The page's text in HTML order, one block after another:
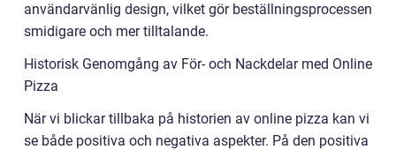
användarvänlig design, vilket gör beställningsprocessen
smidigare och mer tilltalande.
Historisk Genomgång av För- och Nackdelar med Online
Pizza
När vi blickar tillbaka på historien av online pizza kan vi
se både positiva och negativa aspekter. På den positiva